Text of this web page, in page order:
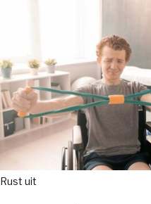
Rust uit